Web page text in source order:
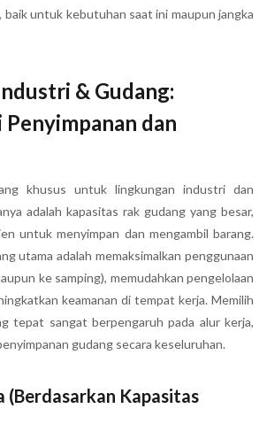
baik untuk kebutuhan saat ini maupun jangka
& Gudang:
dan
khusus untuk lingkungan industri dan
adalah kapasitas rak gudang yang besar,
untuk menyimpan dan mengambil barang.
utama adalah memaksimalkan penggunaan
ke samping), memudahkan pengelolaan
keamanan di tempat kerja. Memilih
tepat sangat berpengaruh pada alur kerja,
gudang secara keseluruhan.
(Berdasarkan Kapasitas